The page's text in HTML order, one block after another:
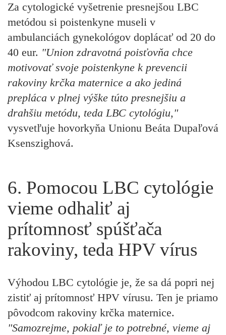
Za cytologické vyšetrenie presnejšou LBC
metódou si poistenkyne museli v
ambulanciách gynekológov doplácať od 20 do
40 eur. "Union zdravotná poisťovňa chce
motivovať svoje poistenkyne k prevencii
rakoviny krčka maternice a ako jediná
prepláca v plnej výške túto presnejšiu a
drahšiu metódu, teda LBC cytológiu,"
vysvetľuje hovorkyňa Unionu Beáta Dupaľová
Ksenszighová.
6. Pomocou LBC cytológie
vieme odhaliť aj
prítomnosť spúšťača
rakoviny, teda HPV vírus
Výhodou LBC cytológie je, že sa dá popri nej
zistiť aj prítomnosť HPV vírusu. Ten je priamo
pôvodcom rakoviny krčka maternice.
"Samozrejme, pokiaľ je to potrebné, vieme aj